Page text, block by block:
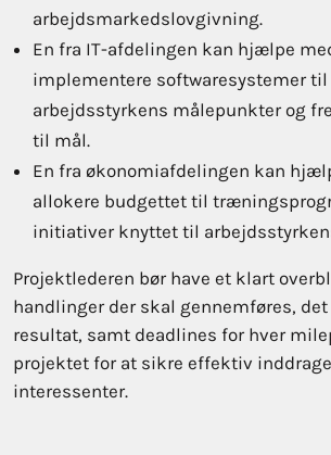
arbejdsmarkedslovgivning.
En fra IT-afdelingen kan hjælpe
implementere softwaresystemer til
arbejdsstyrkens målepunkter og
til mål.
En fra økonomiafdelingen kan
allokere budgettet til
initiativer knyttet til
Projektlederen bør have et klart
handlinger der skal gennemføres,
resultat, samt deadlines for hver
projektet for at sikre effektiv
interessenter.